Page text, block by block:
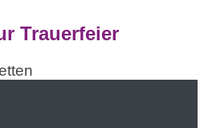
Trauerfeier